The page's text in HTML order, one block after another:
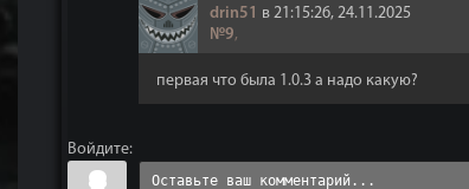
drin51 в 21:15:26, 24.11.2025
№9,
первая что была 1.0.3 а надо какую?
Войдите: